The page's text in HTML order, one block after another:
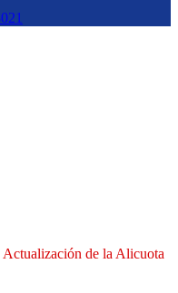
de la Alicuota